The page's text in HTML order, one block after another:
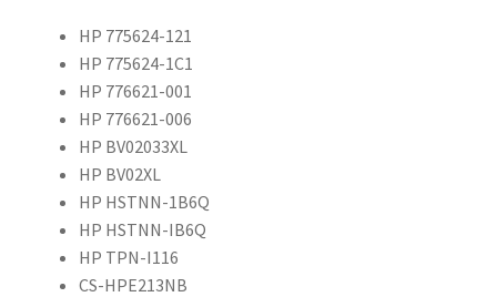
001, 776621-
006, BV02033XL, BV02XL, HSTNN-
1B6Q, HSTNN-
IB6Q, TPN-
I116,
HPE213NB
määrä
HP 775624-121
HP 775624-1C1
HP 776621-001
HP 776621-006
HP BV02033XL
HP BV02XL
HP HSTNN-1B6Q
HP HSTNN-IB6Q
HP TPN-I116
CS-HPE213NB